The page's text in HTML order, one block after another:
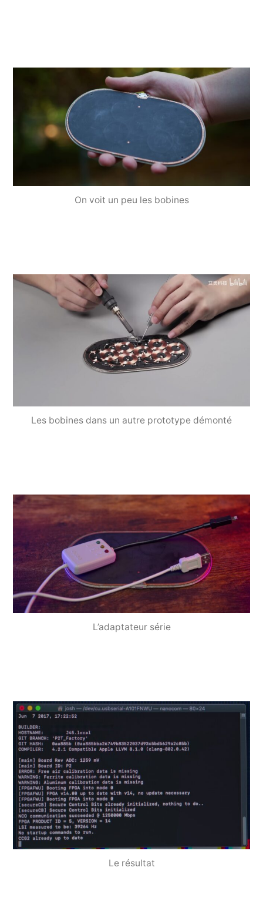
On voit un peu les bobines
Les bobines dans un autre prototype démonté
L’adaptateur série
Le résultat